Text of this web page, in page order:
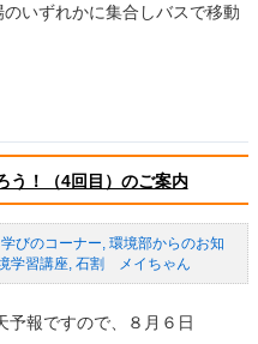
いずれかに集合しバスで移動
う！（4回目）のご案内
学びのコーナー, 環境部からのお知
学習講座, 石割 メイちゃん
報ですので、８月６日